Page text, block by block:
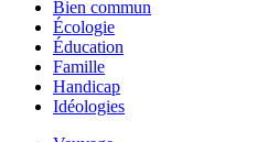
Bien commun
Écologie
Éducation
Famille
Handicap
Idéologies